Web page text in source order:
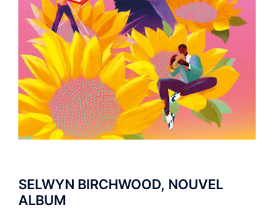
SELWYN BIRCHWOOD, NOUVEL
ALBUM